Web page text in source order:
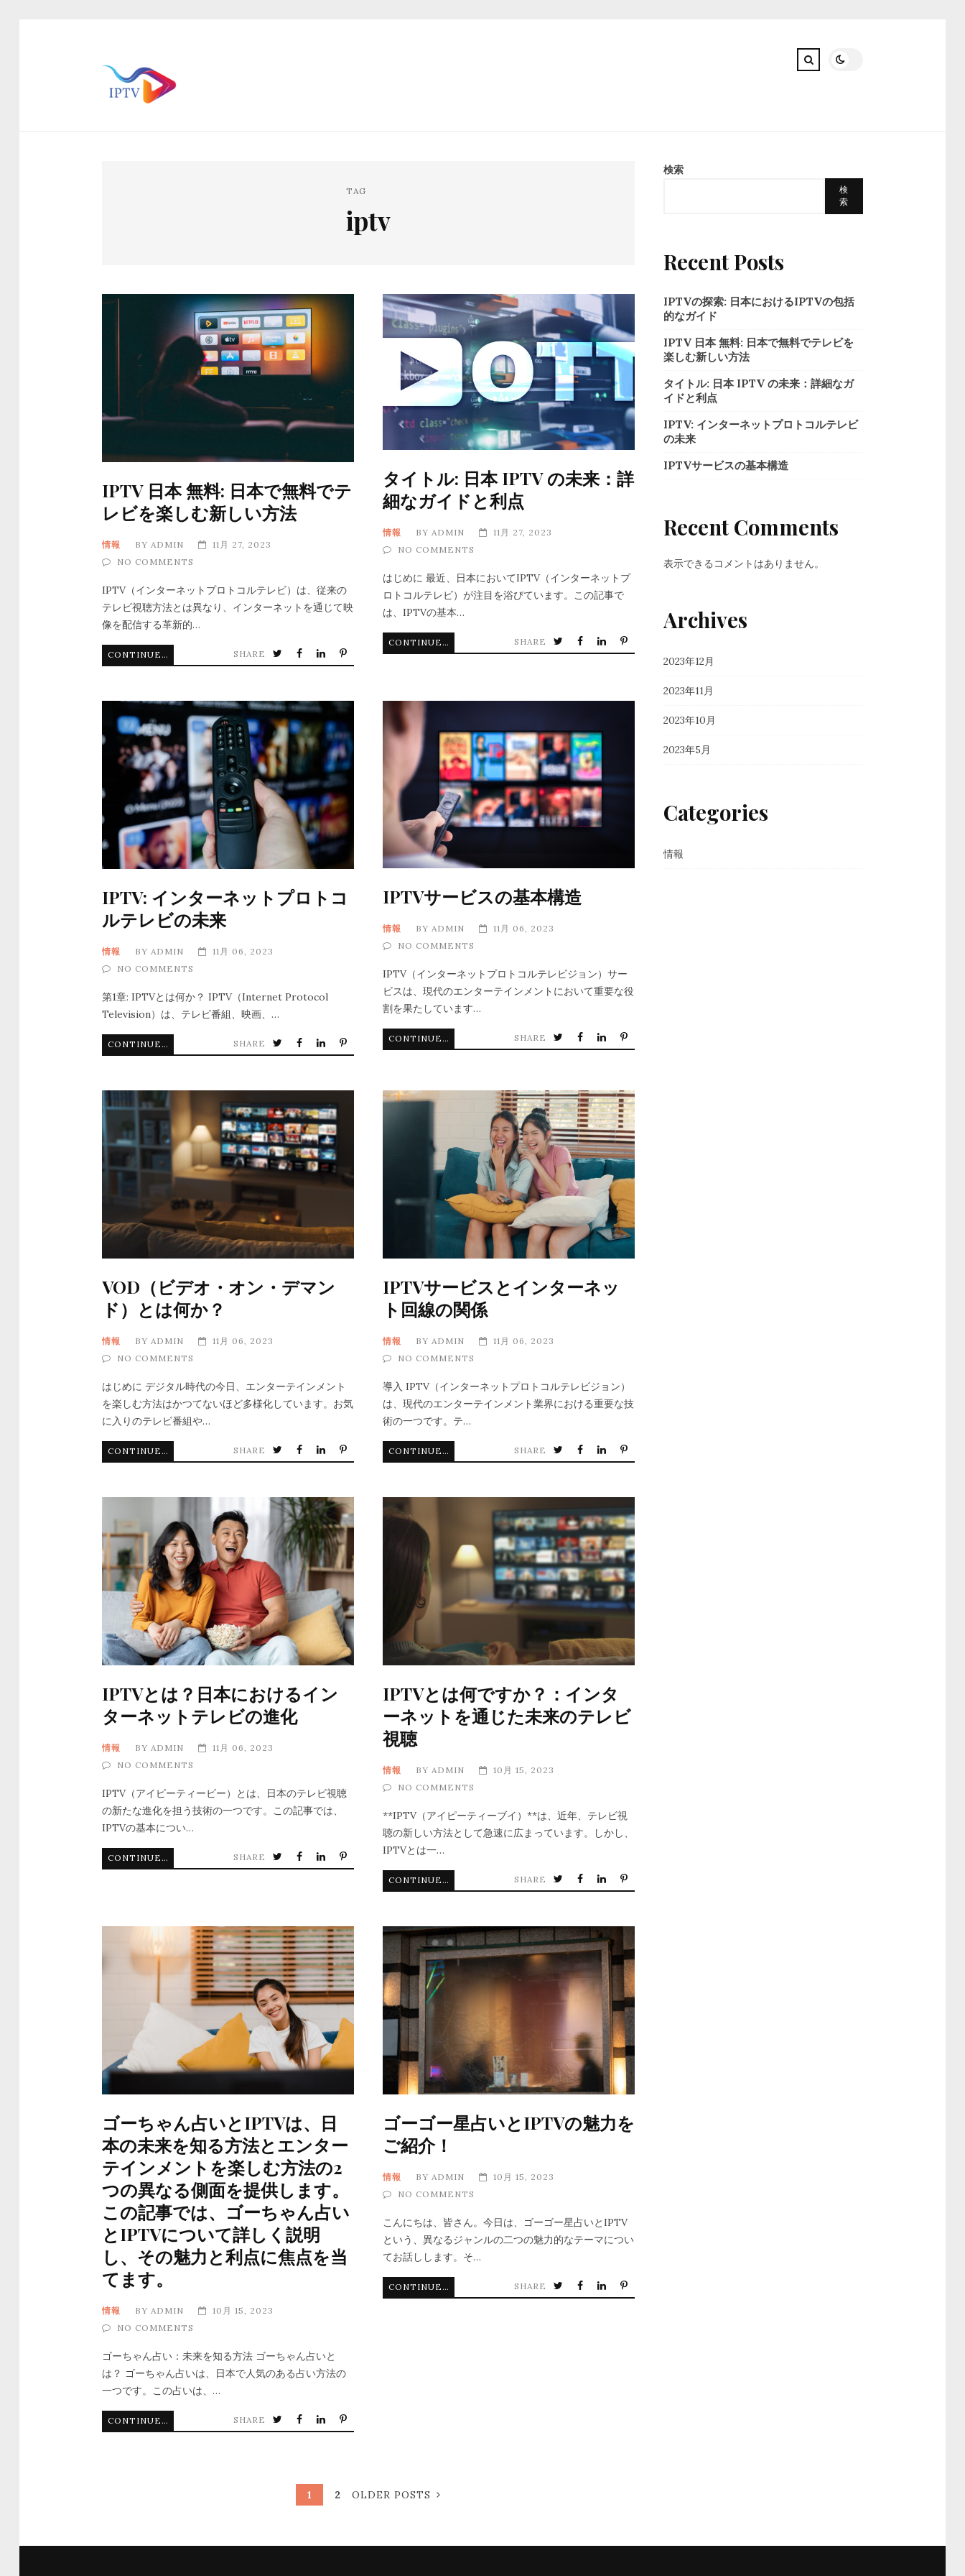
TAG
iptv
IPTV 日本 無料: 日本で無料でテ
レビを楽しむ新しい方法
情報 BY ADMIN
11月 27, 2023
NO COMMENTS
IPTV（インターネットプロトコルテレビ）は、従来の
テレビ視聴方法とは異なり、インターネットを通じて映
像を配信する革新的…
CONTINUE READING SHARE
タイトル: 日本 IPTV の未来：詳
細なガイドと利点
情報 BY ADMIN
11月 27, 2023
NO COMMENTS
はじめに 最近、日本においてIPTV（インターネットプ
ロトコルテレビ）が注目を浴びています。この記事で
は、IPTVの基本…
CONTINUE READING SHARE
IPTV: インターネットプロトコ
ルテレビの未来
情報 BY ADMIN
11月 06, 2023
NO COMMENTS
第1章: IPTVとは何か？ IPTV（Internet Protocol
Television）は、テレビ番組、映画、…
CONTINUE READING SHARE
IPTVサービスの基本構造
情報 BY ADMIN
11月 06, 2023
NO COMMENTS
IPTV（インターネットプロトコルテレビジョン）サー
ビスは、現代のエンターテインメントにおいて重要な役
割を果たしています…
CONTINUE READING SHARE
VOD（ビデオ・オン・デマン
ド）とは何か？
情報 BY ADMIN
11月 06, 2023
NO COMMENTS
はじめに デジタル時代の今日、エンターテインメント
を楽しむ方法はかつてないほど多様化しています。お気
に入りのテレビ番組や…
CONTINUE READING SHARE
IPTVサービスとインターネッ
ト回線の関係
情報 BY ADMIN
11月 06, 2023
NO COMMENTS
導入 IPTV（インターネットプロトコルテレビジョン）
は、現代のエンターテインメント業界における重要な技
術の一つです。テ…
CONTINUE READING SHARE
IPTVとは？日本におけるイン
ターネットテレビの進化
情報 BY ADMIN
11月 06, 2023
NO COMMENTS
IPTV（アイピーティービー）とは、日本のテレビ視聴
の新たな進化を担う技術の一つです。この記事では、
IPTVの基本につい…
CONTINUE READING SHARE
IPTVとは何ですか？：インタ
ーネットを通じた未来のテレビ
視聴
情報 BY ADMIN
10月 15, 2023
NO COMMENTS
**IPTV（アイピーティーブイ）**は、近年、テレビ視
聴の新しい方法として急速に広まっています。しかし、
IPTVとは一…
CONTINUE READING SHARE
ゴーちゃん占いとIPTVは、日
本の未来を知る方法とエンター
テインメントを楽しむ方法の2
つの異なる側面を提供します。
この記事では、ゴーちゃん占い
とIPTVについて詳しく説明
し、その魅力と利点に焦点を当
てます。
情報 BY ADMIN
10月 15, 2023
NO COMMENTS
ゴーちゃん占い：未来を知る方法 ゴーちゃん占いと
は？ ゴーちゃん占いは、日本で人気のある占い方法の
一つです。この占いは、…
CONTINUE READING SHARE
ゴーゴー星占いとIPTVの魅力を
ご紹介！
情報 BY ADMIN
10月 15, 2023
NO COMMENTS
こんにちは、皆さん。今日は、ゴーゴー星占いとIPTV
という、異なるジャンルの二つの魅力的なテーマについ
てお話しします。そ…
CONTINUE READING SHARE
1 2 OLDER POSTS
検索
検
索
Recent Posts
IPTVの探索: 日本におけるIPTVの包括
的なガイド
IPTV 日本 無料: 日本で無料でテレビを
楽しむ新しい方法
タイトル: 日本 IPTV の未来：詳細なガ
イドと利点
IPTV: インターネットプロトコルテレビ
の未来
IPTVサービスの基本構造
Recent Comments
表示できるコメントはありません。
Archives
2023年12月
2023年11月
2023年10月
2023年5月
Categories
情報